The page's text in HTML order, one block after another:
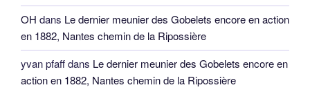
OH dans Le dernier meunier des Gobelets encore en action
en 1882, Nantes chemin de la Ripossière
yvan pfaffdans Le dernier meunier des Gobelets encore en
action en 1882, Nantes chemin de la Ripossière